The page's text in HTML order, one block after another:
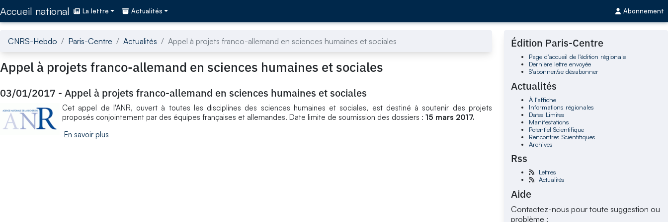
Accueil national La lettre Actualités Abonnement
CNRS-Hebdo Paris-Centre Actualités Appel à projets franco-allemand en sciences humaines et sociales
Appel à projets franco-allemand en sciences humaines et sociales
03/01/2017 - Appel à projets franco-allemand en sciences humaines et sociales
Cet appel de l'ANR, ouvert à toutes les disciplines des sciences humaines et sociales, est destiné à soutenir des projets
proposés conjointement par des équipes françaises et allemandes. Date limite de soumission des dossiers : 15 mars 2017.
En savoir plus
Édition Paris-Centre
Page d'accueil de l'édition régionale
Dernière lettre envoyée
S'abonner/se désabonner
Actualités
À l'affiche
Informations régionales
Dates Limites
Manifestations
Potentiel Scientifique
Rencontres Scientifiques
Archives
Rss
Lettres
Actualités
Aide
Contactez-nous pour toute suggestion ou
problème :